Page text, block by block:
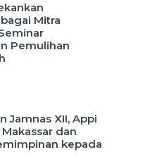
Mitra
Pemulihan
Jamnas XII, Appi
dan
kepada